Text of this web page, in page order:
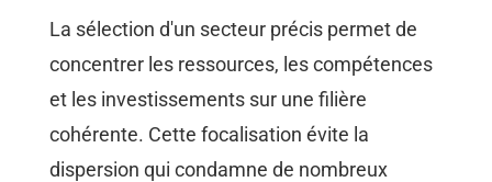
La sélection d'un secteur précis permet de
concentrer les ressources, les compétences
et les investissements sur une filière
cohérente. Cette focalisation évite la
dispersion qui condamne de nombreux